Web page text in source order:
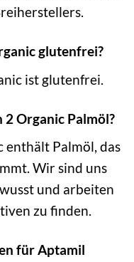
glutenfrei?
ist glutenfrei.
Organic Palmöl?
enthält Palmöl, das
Wir sind uns
und arbeiten
zu finden.
für Aptamil